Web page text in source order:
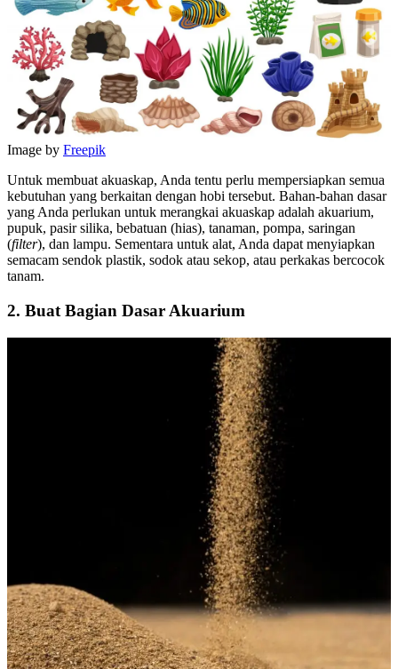
Image by Freepik
Untuk membuat akuaskap, Anda tentu perlu mempersiapkan semua
kebutuhan yang berkaitan dengan hobi tersebut. Bahan-bahan dasar
yang Anda perlukan untuk merangkai akuaskap adalah akuarium,
pupuk, pasir silika, bebatuan (hias), tanaman, pompa, saringan
(filter), dan lampu. Sementara untuk alat, Anda dapat menyiapkan
semacam sendok plastik, sodok atau sekop, atau perkakas bercocok
tanam.
2. Buat Bagian Dasar Akuarium